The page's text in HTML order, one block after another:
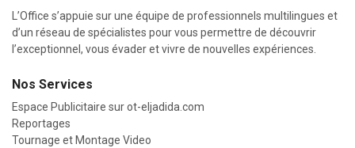
L’Office s’appuie sur une équipe de professionnels multilingues et
d’un réseau de spécialistes pour vous permettre de découvrir
l’exceptionnel, vous évader et vivre de nouvelles expériences.
Nos Services
Espace Publicitaire surot-eljadida.com
Reportages
Tournage et Montage Video